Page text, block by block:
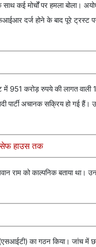
कई मोर्चों पर हमला बोला।
दर्ज होने के बाद पूरे ट्रस्ट
951 करोड़ रुपये की लागत वाली
पार्टी अचानक सक्रिय हो गई हैं।
सेफ हाउस तक
राम को काल्पनिक बताया था।
का गठन किया। जांच में